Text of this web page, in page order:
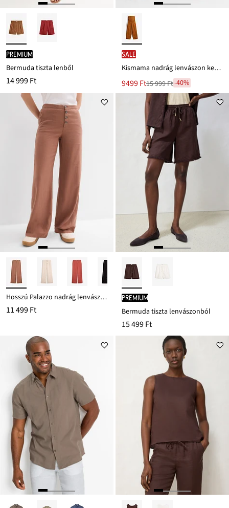
PREMIUM
Bermuda tiszta lenből
14 999 Ft
SALE
Kismama nadrág lenvászon keverékből készült haspánttal
Új
ár
9499 Ft
Leárazva
15 999 Ft
15 999 Ft-40%
Hosszú Palazzo nadrág lenvászonnal
11 499 Ft
PREMIUM
Bermuda tiszta lenvászonból
15 499 Ft